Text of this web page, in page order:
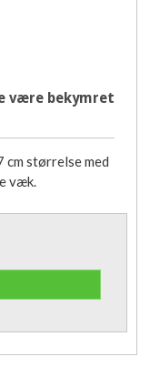
være bekymret
cm størrelse med
væk.